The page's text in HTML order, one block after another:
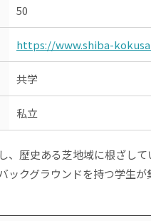
50
https://www.shiba-
共学
私立
、歴史ある芝地域に根ざし
クグラウンドを持つ学生が